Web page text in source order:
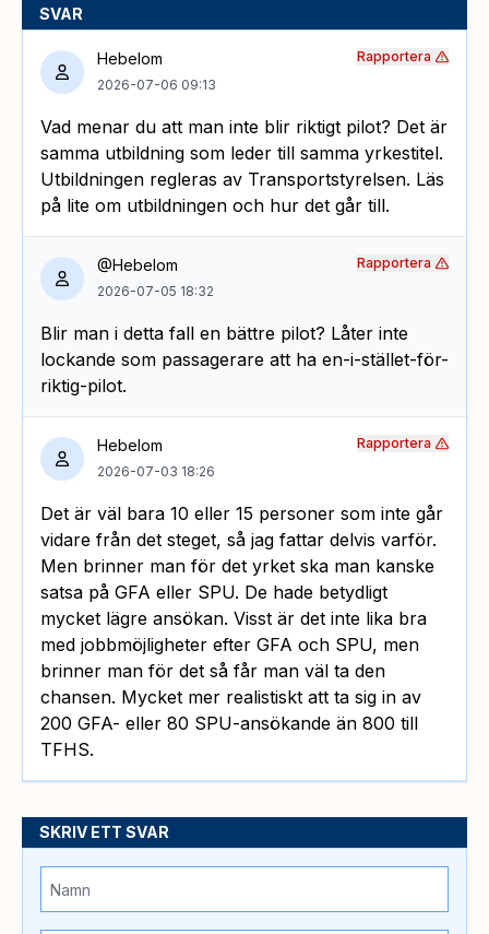
SVAR
Hebelom
2026-07-06 09:13
Vad menar du att man inte blir riktigt pilot? Det är
samma utbildning som leder till samma yrkestitel.
Utbildningen regleras av Transportstyrelsen. Läs
på lite om utbildningen och hur det går till.
Rapportera
@Hebelom
2026-07-05 18:32
Blir man i detta fall en bättre pilot? Låter inte
lockande som passagerare att ha en-i-stället-för-
riktig-pilot.
Rapportera
Hebelom
2026-07-03 18:26
Det är väl bara 10 eller 15 personer som inte går
vidare från det steget, så jag fattar delvis varför.
Men brinner man för det yrket ska man kanske
satsa på GFA eller SPU. De hade betydligt
mycket lägre ansökan. Visst är det inte lika bra
med jobbmöjligheter efter GFA och SPU, men
brinner man för det så får man väl ta den
chansen. Mycket mer realistiskt att ta sig in av
200 GFA- eller 80 SPU-ansökande än 800 till
TFHS.
Rapportera
SKRIV ETT SVAR